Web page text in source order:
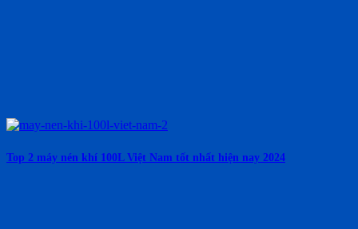
Top 2 máy nén khí 100L Việt Nam tốt nhất hiện nay 2024